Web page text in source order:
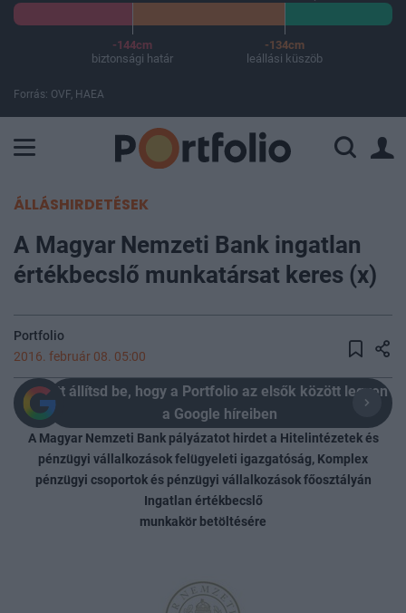
-144cm
biztonsági határ
-134cm
leállási küszöb
Forrás: OVF, HAEA
ÁLLÁSHIRDETÉSEK
A Magyar Nemzeti Bank ingatlan
értékbecslő munkatársat keres (x)
Portfolio
2016. február 08. 05:00
Itt állítsd be, hogy a Portfolio az elsők között legyen
a Google híreiben
A Magyar Nemzeti Bank pályázatot hirdet a Hitelintézetek és
pénzügyi vállalkozások felügyeleti igazgatóság, Komplex
pénzügyi csoportok és pénzügyi vállalkozások főosztályán
Ingatlan értékbecslő
munkakör betöltésére